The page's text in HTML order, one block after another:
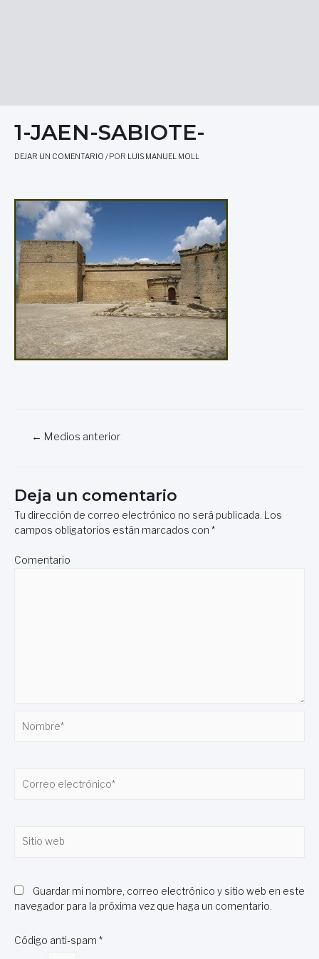
1-JAEN-SABIOTE-
DEJAR UN COMENTARIO / POR LUIS MANUEL MOLL
Navegación
← Medios anterior
Deja un comentario
Tu dirección de correo electrónico no será publicada. Los
campos obligatorios están marcados con *
Comentario
electrónico*
web
Guardar mi nombre, correo electrónico y sitio web en este
navegador para la próxima vez que haga un comentario.
Código anti-spam *